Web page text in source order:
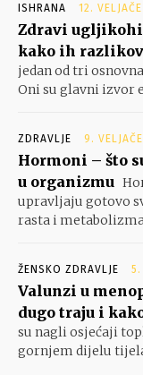
ISHRANA 12.
Zdravi
kako ih
jedan od tri
Oni su glavni izvor
ZDRAVLJE 9.
Hormoni – što
u organizmu
upravljaju gotovo
rasta i
ŽENSKO ZDRAVLJE 5.
Valunzi u
dugo traju i
su nagli osjećaji
gornjem dijelu